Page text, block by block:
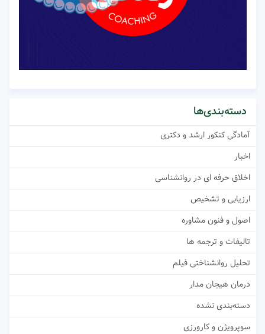
دسته‌بندی‌ها
آمادگی کنکور ارشد و دکتری
اخبار
اخلاق حرفه ای در روانشناسی
ارزیابی و تشخیص
اصول و فنون مشاوره
تالیفات و ترجمه ها
تحلیل روانشناختی فیلم
درمان هیجان مدار
دسته‌بندی نشده
سوپرویژن و کارورزی